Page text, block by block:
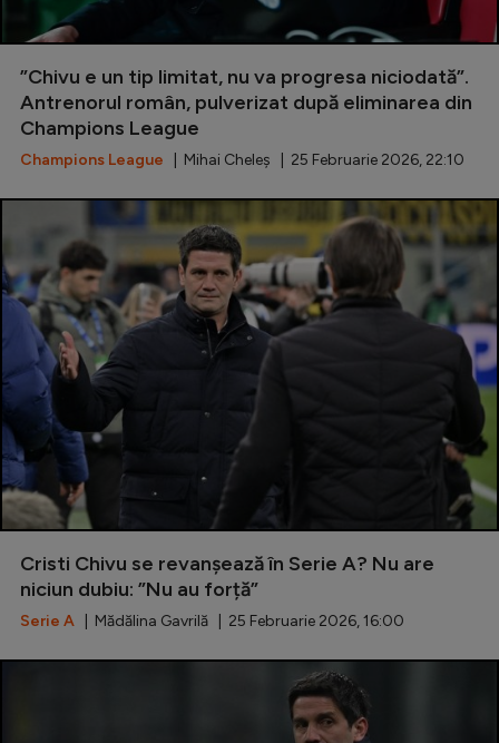
Handbal
Formula 1
Gimnastică
Rugby
Ciclism
Alte sporturi
JO 2024
Intră în cont
Creează cont
”Chivu e un tip limitat, nu va progresa niciodată”.
Antrenorul român, pulverizat după eliminarea din
Champions League
Champions League | Mihai Cheleș | 25 Februarie 2026, 22:10
Cristi Chivu se revanșează în Serie A? Nu are
niciun dubiu: ”Nu au forță”
Serie A | Mădălina Gavrilă | 25 Februarie 2026, 16:00